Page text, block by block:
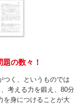
の数々！
つく、というものでは
考える力を鍛え、80分
を身につけることが大